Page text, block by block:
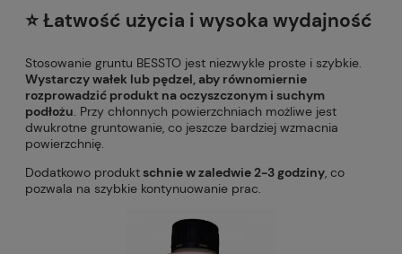
⭐️ Łatwość użycia i wysoka wydajność
Stosowanie gruntu BESSTO jest niezwykle proste i szybkie.
Wystarczy wałek lub pędzel, aby równomiernie
rozprowadzić produkt na oczyszczonym i suchym
podłożu . Przy chłonnych powierzchniach możliwe jest
dwukrotne gruntowanie, co jeszcze bardziej wzmacnia
powierzchnię.
Dodatkowo produkt schnie w zaledwie 2-3 godziny , co
pozwala na szybkie kontynuowanie prac.